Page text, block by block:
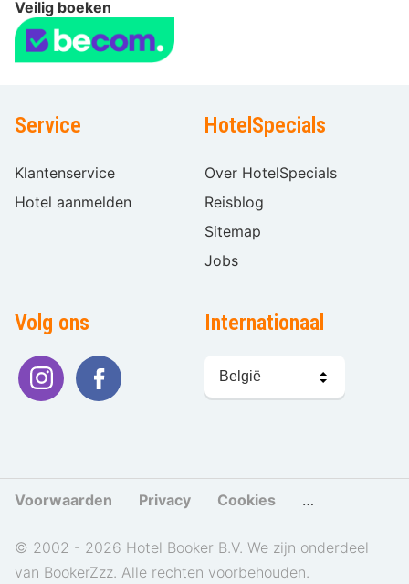
Veilig boeken
Service
Klantenservice
Hotel aanmelden
HotelSpecials
Over HotelSpecials
Reisblog
Sitemap
Jobs
Volg ons Internationaal
kiezen
Voorwaarden Privacy Cookies Cookies
© 2002 - 2026 Hotel Booker B.V. We zijn onderdeel
van BookerZzz. Alle rechten voorbehouden.